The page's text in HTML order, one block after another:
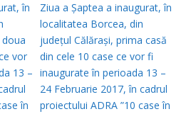
în
vor
13 –
în
Ziua a Șaptea a inaugurat, în
localitatea Borcea, din
județul Călărași, prima casă
din cele 10 case ce vor fi
inaugurate în perioada 13 –
24 Februarie 2017, în cadrul
proiectului ADRA ”10 case în